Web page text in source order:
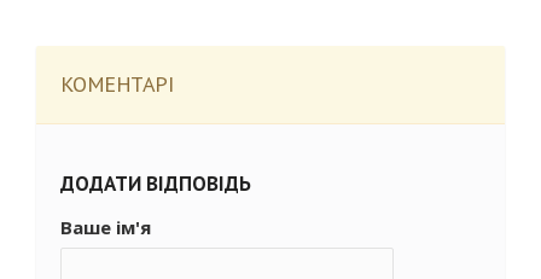
КОМЕНТАРІ
ДОДАТИ ВІДПОВІДЬ
Ваше ім'я